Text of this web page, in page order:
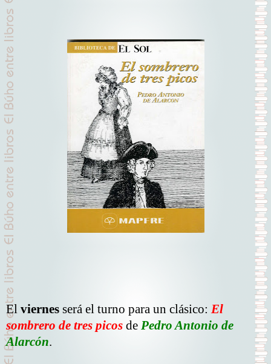
El viernes será el turno para un clásico: El
sombrero de tres picos de Pedro Antonio de
Alarcón.